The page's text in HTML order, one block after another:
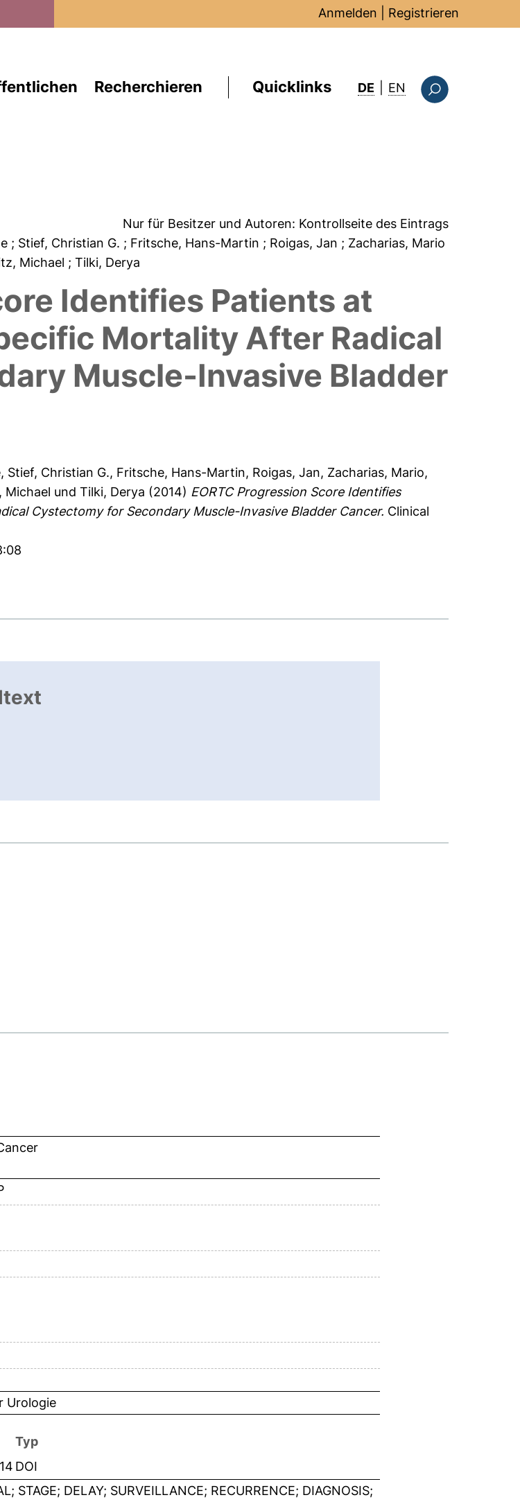
Anmelden Registrieren
Recherchieren Quicklinks DE EN : this page in
Nur für Besitzer und Autoren: Kontrollseite des Eintrags
; Stief, Christian G. ; Fritsche, Hans-Martin ; Roigas, Jan ; Zacharias, Mario
Michael ; Tilki, Derya
Identifies Patients at
Mortality After Radical
Muscle-Invasive Bladder
, Stief, Christian G., Fritsche, Hans-Martin, Roigas, Jan, Zacharias, Mario,
Michael undTilki, Derya (2014) EORTC Progression Score Identifies
Cystectomy for Secondary Muscle-Invasive Bladder Cancer. Clinical
Urologie
Typ
DOI
STAGE; DELAY; SURVEILLANCE; RECURRENCE; DIAGNOSIS;